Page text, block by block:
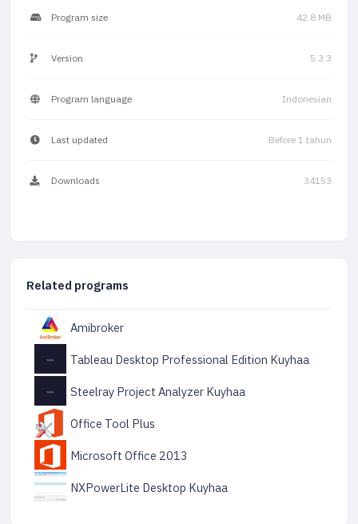
Program size 42.8 MB
Version 5.3.3
Program language Indonesian
Last updated Before 1 tahun
Downloads 34153
Related programs
Amibroker
Tableau Desktop Professional Edition Kuyhaa
Steelray Project Analyzer Kuyhaa
Office Tool Plus
Microsoft Office 2013
NXPowerLite Desktop Kuyhaa